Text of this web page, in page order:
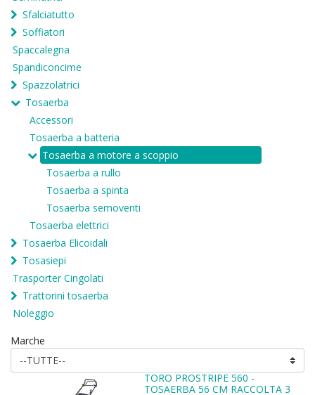
Sfalciatutto
Soffiatori
Spaccalegna
Spandiconcime
Spazzolatrici
Tosaerba
Accessori
Tosaerba a batteria
Tosaerba a motore a scoppio
Tosaerba a rullo
Tosaerba a spinta
Tosaerba semoventi
Tosaerba elettrici
Tosaerba Elicoidali
Tosasiepi
Trasporter Cingolati
Trattorini tosaerba
Noleggio
Marche
TORO PROSTRIPE 560 -
TOSAERBA 56 CM RACCOLTA 3